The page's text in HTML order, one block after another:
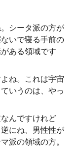
シータ派の方が
いで寝る手前の
ある領域です
ね。これは宇宙
いうのは、やっ
んですけれど
にね、男性性が
派の領域の方。